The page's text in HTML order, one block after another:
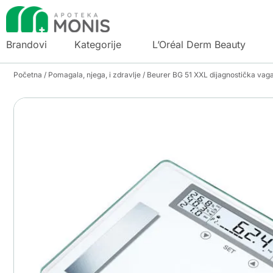
Brandovi Kategorije L’Oréal Derm Beauty
Početna / Pomagala, njega, i zdravlje / Beurer BG 51 XXL dijagnostička